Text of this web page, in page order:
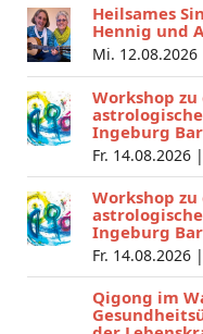
Heilsames
Hennig und
Mi. 12.08.2026
Workshop
Ingeburg
Fr. 14.08.2026 |
Workshop
Ingeburg
Fr. 14.08.2026 |
Qigong im